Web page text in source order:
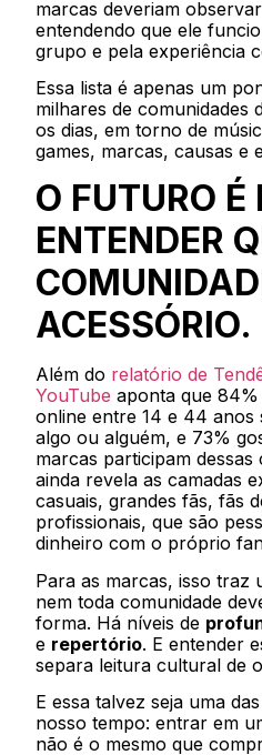
marcas deveriam
entendendo que ele
grupo e pela experiência
Essa lista é apenas um
milhares de comunidades
os dias, em torno de
games, marcas, causas e
O FUTURO É
ENTENDER
ACESSÓRIO.
Além do relatório de
YouTube aponta que 84%
online entre 14 e 44 anos
algo ou alguém, e 73%
marcas participam
ainda revela as camadas
casuais, grandes fãs, fãs
profissionais, que são
dinheiro com o próprio
Para as marcas, isso traz
nem toda comunidade
forma. Há níveis de
e repertório. E entender
separa leitura cultural de
E essa talvez seja uma
nosso tempo: entrar em
não é o mesmo que